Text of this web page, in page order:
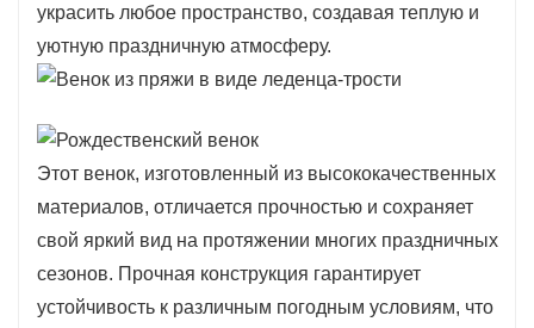
украсить любое пространство, создавая теплую и
уютную праздничную атмосферу.
Этот венок, изготовленный из высококачественных
материалов, отличается прочностью и сохраняет
свой яркий вид на протяжении многих праздничных
сезонов. Прочная конструкция гарантирует
устойчивость к различным погодным условиям, что